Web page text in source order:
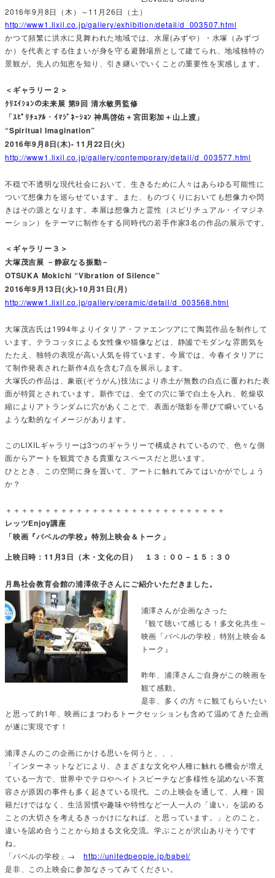
2016年9月8日（木）～11月26日（土）
http://www1.lixil.co.jp/gallery/exhibition/detail/d_003507.html
かつて頻繁に洪水に見舞われた地域では、水屋(みずや）・水塚（みずづ
か）を代表とする住まいが身を守る避難場所として建てられ、地域独特の
景観が。先人の知恵を知り、引き継いでいくことの重要性を実感します。
＜ギャラリー２＞
ｸﾘｴｲｼｮﾝの未来展 第9回 清水敏男監修
「ｽﾋﾟﾘﾁｭｱﾙ・ｲﾏｼﾞﾈｰｼｮﾝ 神馬啓佑＋宮田彩加＋山上渡」
“Spiritual Imagination”
2016年9月8日(木)- 11月22日(火)
http://www1.lixil.co.jp/gallery/contemporary/detail/d_003577.html
不穏で不透明な現代社会において、生きるために人々はあらゆる可能性に
ついて想像力を巡らせています。また、ものづくりにおいても想像力や閃
きはその源となります。本展は想像力と霊性（スピリチュアル・イマジネ
ーション）をテーマに制作をする同時代の若手作家3名の作品の展示です。
＜ギャラリー３＞
大塚茂吉展 －静寂なる振動－
OTSUKA Mokichi “Vibration of Silence”
2016年9月13日(火)-10月31日(月)
http://www1.lixil.co.jp/gallery/ceramic/detail/d_003568.html
大塚茂吉氏は1994年よりイタリア・ファエンツアにて陶芸作品を制作して
います。テラコッタによる女性像や猫像などは、静謐でモダンな雰囲気を
たたえ、独特の表現が高い人気を得ています。今展では、今春イタリアに
て制作発表された新作4点を含む7点を展示します。
大塚氏の作品は、象嵌(ぞうがん)技法により赤土が無数の白点に覆われた表
面が特質とされています。新作では、全ての穴に筆で白土を入れ、乾燥収
縮によりアトランダムに穴があくことで、表面が陰影を帯びて瞬いている
ような動的なイメージがあります。
このLIXILギャラリーは3つのギャラリーで構成されているので、色々な側
面からアートを観賞できる貴重なスペースだと思います。
ひととき、この空間に身を置いて、アートに触れてみてはいかがでしょう
か？
＋＋＋＋＋＋＋＋＋＋＋＋＋＋＋＋＋＋＋＋＋＋＋＋＋＋＋＋
レッツEnjoy講座
「映画『バベルの学校』特別上映会＆トーク」
上映日時：11月3日（木・文化の日） １３：００－１５：３０
月島社会教育会館の浦澤依子さんにご紹介いただきました。
浦澤さんが企画なさった
『観て聴いて感じる！多文化共生～
映画「バベルの学校」特別上映会＆
トーク』
昨年、浦澤さんご自身がこの映画を
観て感動。
是非、多くの方々に観てもらいたい
と思って約1年、映画にまつわるトークセッションも含めて温めてきた企画
が遂に実現です！
浦澤さんのこの企画にかける思いを伺うと、、、
「インターネットなどにより、さまざまな文化や人種に触れる機会が増え
ている一方で、世界中でテロやヘイトスピーチなど多様性を認めない不寛
容さが原因の事件も多く起きている現代。この上映会を通して、人種・国
籍だけではなく、生活習慣や趣味や特性など一人一人の「違い」を認める
ことの大切さを考えるきっかけになれば、と思っています。」とのこと。
違いを認め合うことから始まる文化交流。学ぶことが沢山ありそうです
ね。
「バベルの学校」→ http://unitedpeople.jp/babel/
是非、この上映会に参加なさってみてください。